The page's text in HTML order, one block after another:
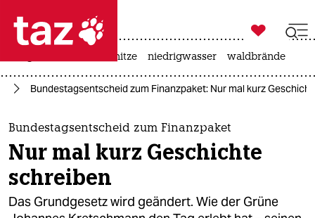
 taz zahl ich
taz zahl ich
themen
politik
öko

taz zahl ich
hitze niedrigwasser waldbrände
Bundestagsentscheid zum Finanzpaket: Nur mal kurz
Bundestagsentscheid zum Finanzpaket
Nur mal kurz Geschichte
schreiben
Das Grundgesetz wird geändert. Wie der Grüne